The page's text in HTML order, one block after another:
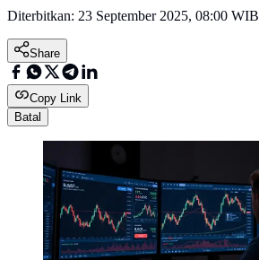
Diterbitkan: 23 September 2025, 08:00 WIB
Share
Copy Link
Batal